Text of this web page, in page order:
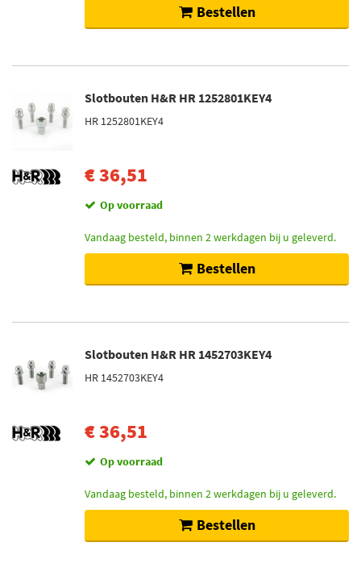
Bestellen
Slotbouten H&R HR 1252801KEY4
HR 1252801KEY4
€ 36,51
Op voorraad
Vandaag besteld, binnen 2 werkdagen bij u geleverd.
Bestellen
Slotbouten H&R HR 1452703KEY4
HR 1452703KEY4
€ 36,51
Op voorraad
Vandaag besteld, binnen 2 werkdagen bij u geleverd.
Bestellen